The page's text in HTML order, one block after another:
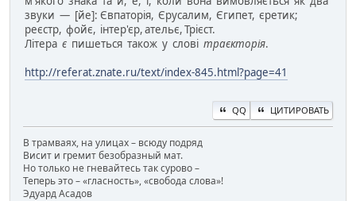
звуки — [йе]: Євпаторія, Єрусалим, Єгипет, єретик;
реєстр, фойє, інтер'єр, ательє, Трієст.
Літера є пишеться також у слові траєкторія.
http://referat.znate.ru/text/index-845.html?page=41
QQ ЦИТИРОВАТЬ
В трамваях, на улицах – всюду подряд
Висит и гремит безобразный мат.
Но только не гневайтесь так сурово –
Теперь это – «гласность», «свобода слова»!
Эдуард Асадов